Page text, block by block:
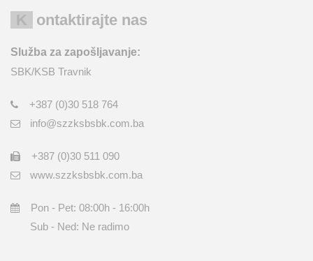
Kontaktirajte nas
Služba za zapošljavanje:
SBK/KSB Travnik
+387 (0)30 518 764
info@szzksbsbk.com.ba
+387 (0)30 511 090
www.szzksbsbk.com.ba
Pon - Pet: 08:00h - 16:00h
Sub - Ned: Ne radimo